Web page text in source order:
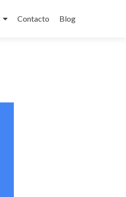
Contacto Blog